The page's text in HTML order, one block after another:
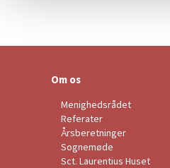
Om os
Menighedsrådet
Referater
Årsberetninger
Sognemøde
Sct. Laurentius Huset